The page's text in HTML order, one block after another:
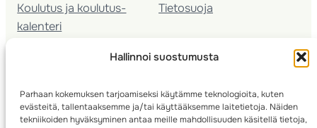
Hallinnoi suostumusta
Parhaan kokemuksen tarjoamiseksi käytämme teknologioita, kuten
evästeitä, tallentaaksemme ja/tai käyttääksemme laitetietoja. Näiden
tekniikoiden hyväksyminen antaa meille mahdollisuuden käsitellä tietoja,
Koulutus ja koulutus­
kalenteri
Seura­kehittäminen
Kartoitus
Ratamestari
Tietosuoja